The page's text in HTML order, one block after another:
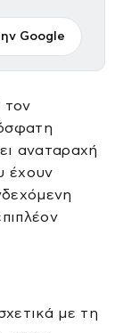
Google
τον
αναταραχή
έχουν
με τη